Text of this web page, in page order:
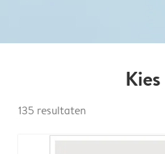
135 resultaten